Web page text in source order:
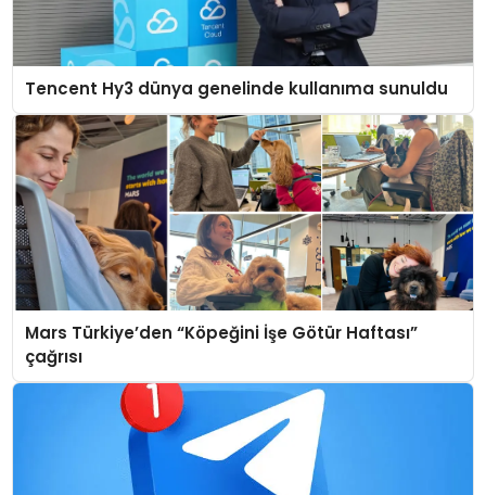
Tencent Hy3 dünya genelinde kullanıma sunuldu
Mars Türkiye’den “Köpeğini İşe Götür Haftası”
çağrısı